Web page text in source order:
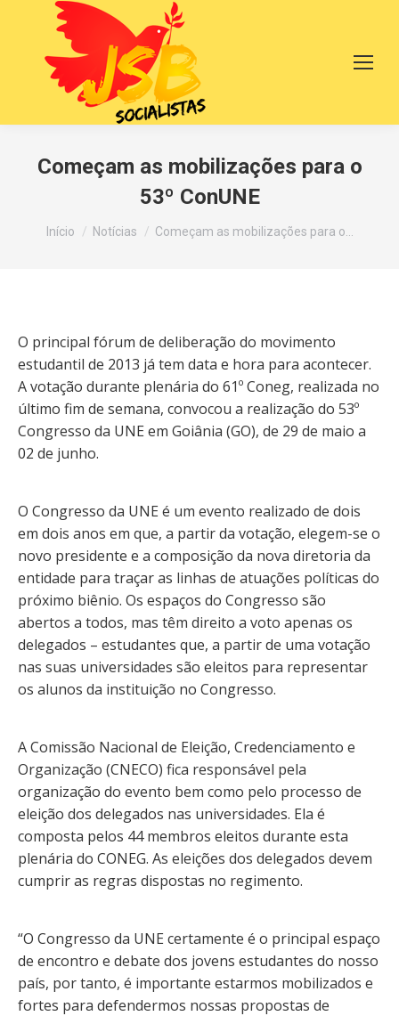
Começam as mobilizações para o
53º ConUNE
Você está aqui:
Início Notícias Começam as mobilizações para o…
O principal fórum de deliberação do movimento
estudantil de 2013 já tem data e hora para acontecer.
A votação durante plenária do 61º Coneg, realizada no
último fim de semana, convocou a realização do 53º
Congresso da UNE em Goiânia (GO), de 29 de maio a
02 de junho.
O Congresso da UNE é um evento realizado de dois
em dois anos em que, a partir da votação, elegem-se o
novo presidente e a composição da nova diretoria da
entidade para traçar as linhas de atuações políticas do
próximo biênio. Os espaços do Congresso são
abertos a todos, mas têm direito a voto apenas os
delegados – estudantes que, a partir de uma votação
nas suas universidades são eleitos para representar
os alunos da instituição no Congresso.
A Comissão Nacional de Eleição, Credenciamento e
Organização (CNECO) fica responsável pela
organização do evento bem como pelo processo de
eleição dos delegados nas universidades. Ela é
composta pelos 44 membros eleitos durante esta
plenária do CONEG. As eleições dos delegados devem
cumprir as regras dispostas no regimento.
“O Congresso da UNE certamente é o principal espaço
de encontro e debate dos jovens estudantes do nosso
país, por tanto, é importante estarmos mobilizados e
fortes para defendermos nossas propostas de